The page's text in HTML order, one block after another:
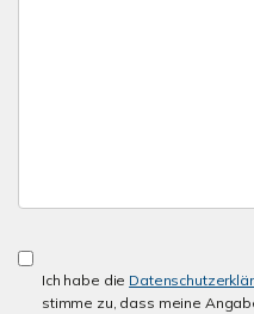
Ich habe die
stimme zu, dass meine